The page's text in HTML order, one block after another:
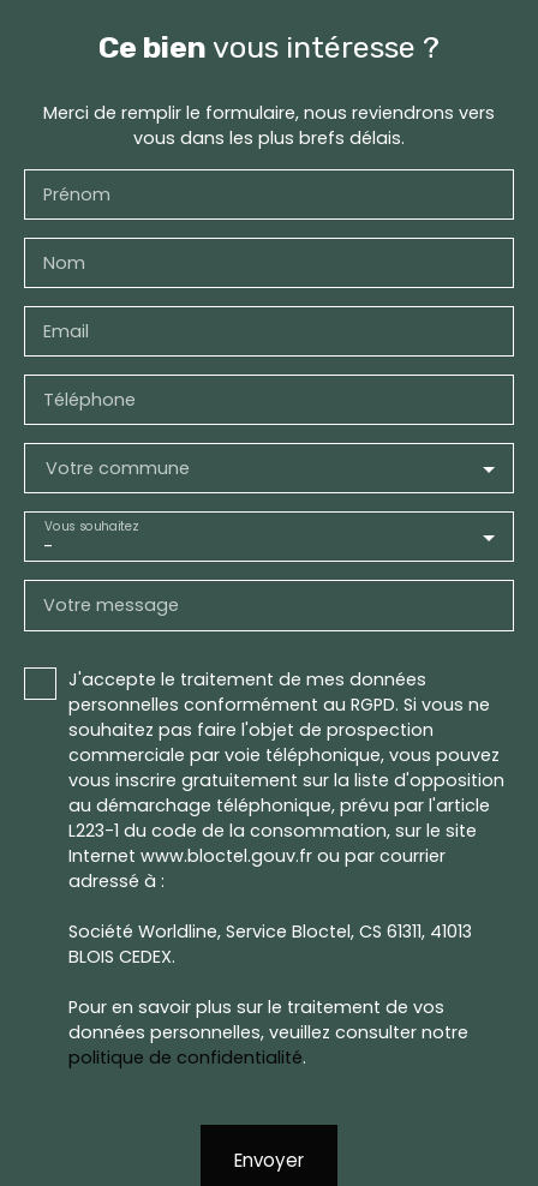
Ce bien vous intéresse ?
Merci de remplir le formulaire, nous reviendrons vers
vous dans les plus brefs délais.
Prénom
Nom
Email
Téléphone
Votre commune
-
Vous souhaitez
Votre message
J'accepte le traitement de mes données
personnelles conformément au RGPD. Si vous ne
souhaitez pas faire l'objet de prospection
commerciale par voie téléphonique, vous pouvez
vous inscrire gratuitement sur la liste d'opposition
au démarchage téléphonique, prévu par l'article
L223-1 du code de la consommation, sur le site
Internet www.bloctel.gouv.fr ou par courrier
adressé à :
Société Worldline, Service Bloctel, CS 61311, 41013
BLOIS CEDEX.
Pour en savoir plus sur le traitement de vos
données personnelles, veuillez consulter notre
politique de confidentialité.
Envoyer